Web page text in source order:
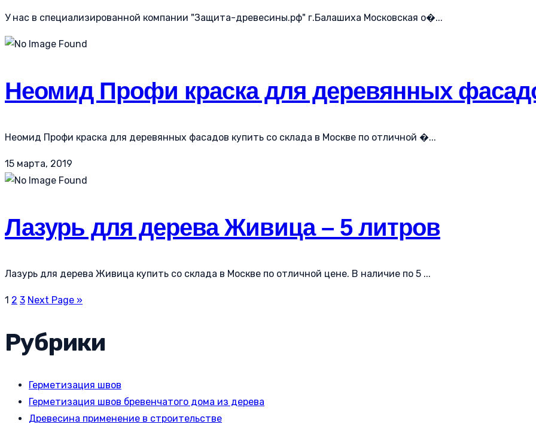
У нас в специализированной компании "Защита-древесины.рф" г.Балашиха Московская о�...
Неомид Профи краска для деревянных
Неомид Профи краска для деревянных фасадов купить со склада в Москве по отличной �...
15 марта, 2019
Лазурь для дерева Живица – 5 литров
Лазурь для дерева Живица купить со склада в Москве по отличной цене. В наличие по 5 ...
1 2 3 Next Page »
Рубрики
Герметизация швов
Герметизация швов бревенчатого дома из дерева
Древесина применение в строительстве